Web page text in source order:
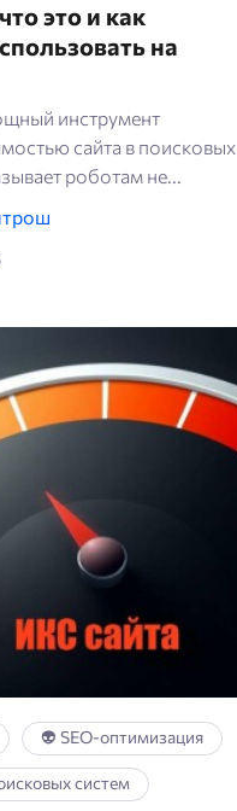
это и как
на
инструмент
сайта в поисковых
роботам не...
👽 SEO-оптимизация
систем